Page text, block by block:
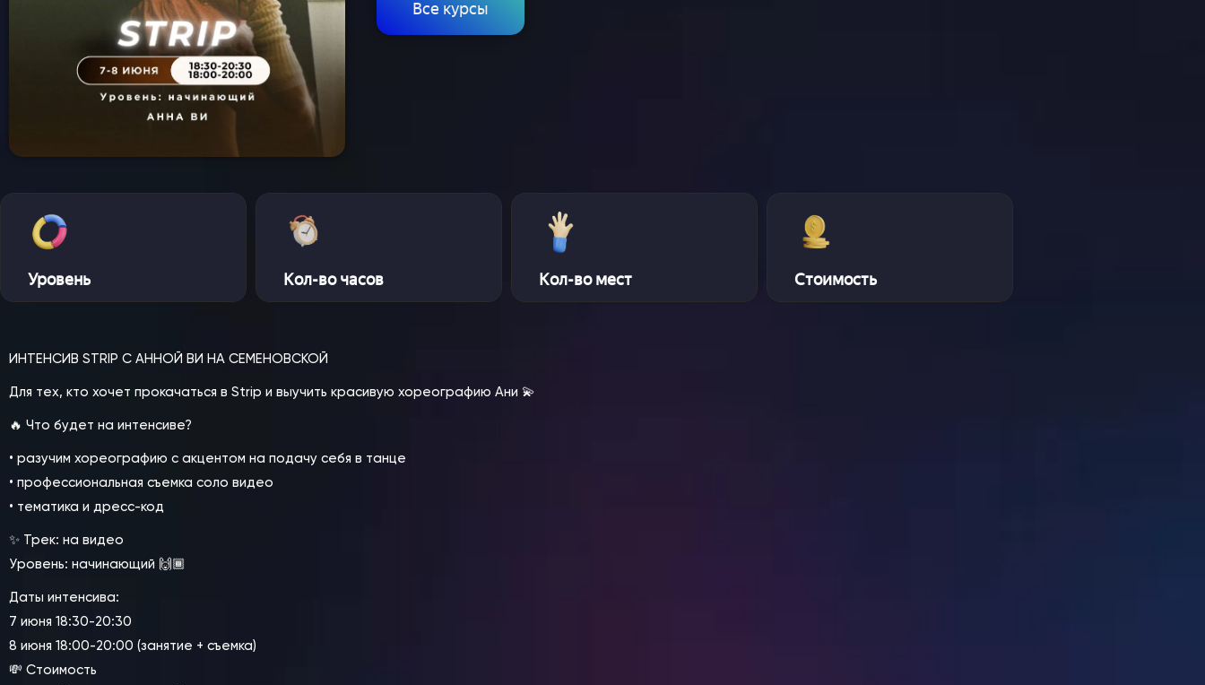
Спец-курсы
Курсы с нуля
Групповые
Сочи 2024
Направления
Детские 5+
Контакты
Приложение
Online
Все курсы
Уровень Кол-во часов Кол-во мест Стоимость
ИНТЕНСИВ STRIP С АННОЙ ВИ НА СЕМЕНОВСКОЙ
Для тех, кто хочет прокачаться в Strip и выучить красивую хореографию Ани 💫
🔥 Что будет на интенсиве?
• разучим хореографию с акцентом на подачу себя в танце
• профессиональная съемка соло видео
• тематика и дресс-код
✨ Трек: на видео
Уровень: начинающий 🙌🏾
Даты интенсива:
7 июня 18:30-20:30
8 июня 18:00-20:00 (занятие + съемка)
💸 Стоимость